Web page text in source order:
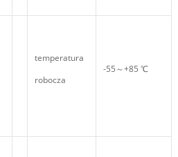
temperatura
robocza
-55～+85 ℃